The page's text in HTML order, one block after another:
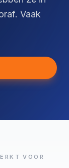
Vaak
VOOR